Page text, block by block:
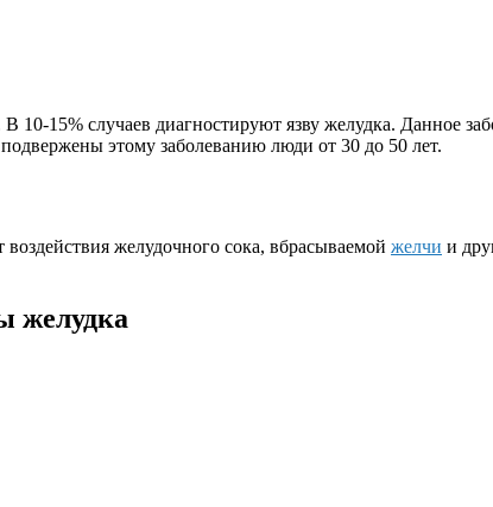
10-15% случаев диагностируют язву желудка. Данное
этому заболеванию люди от 30 до 50 лет.
желудочного сока, вбрасываемой желчи и
желудка